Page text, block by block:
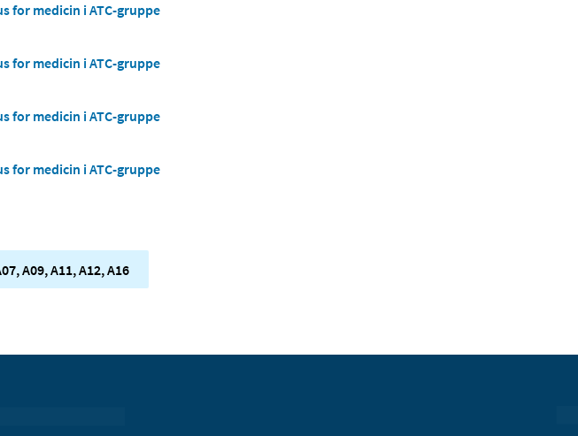
for medicin i ATC-gruppe
for medicin i ATC-gruppe
for medicin i ATC-gruppe
for medicin i ATC-gruppe
A09, A11, A12, A16